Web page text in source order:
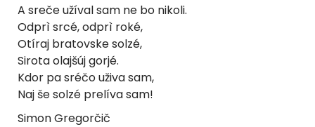
A sreče užíval sam ne bo nikoli.
Odprì srcé, odprì roké,
Otíraj bratovske solzé,
Sirota olajšúj gorjé.
Kdor pa sréčo uživa sam,
Naj še solzé prelíva sam!
Simon Gregorčič